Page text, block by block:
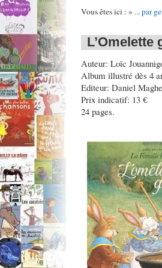
Vous êtes ici : » ... par
L’Omelette
Auteur: Loïc
Album illustré dès 4
Editeur: Daniel
Prix indicatif: 13 €
24 pages.